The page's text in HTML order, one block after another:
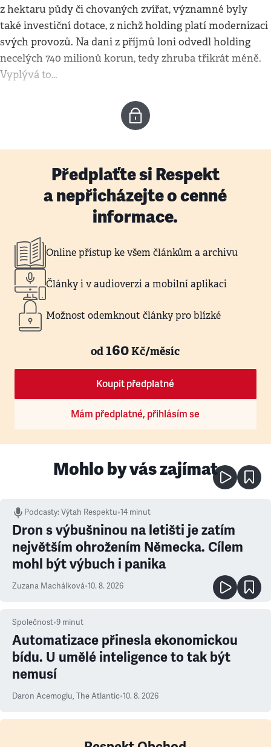
z hektaru půdy či chovaných zvířat, významné byly
také investiční dotace, z nichž holding platí modernizaci
svých provozů. Na dani z příjmů loni odvedl holding
necelých 740 milionů korun, tedy zhruba třikrát méně.
Vyplývá to…
Předplaťte si Respekt
a nepřicházejte o cenné
informace.
Online přístup ke všem článkům a archivu
Články i v audioverzi a mobilní aplikaci
Možnost odemknout články pro blízké
od160Kč/měsíc
Koupit předplatné
Mám předplatné, přihlásím se
Mohlo by vás zajímat
Podcasty:Výtah Respektu•14 minut
Dron s výbušninou na letišti je zatím
největším ohrožením Německa. Cílem
mohl být výbuch i panika
Zuzana Machálková•10. 8. 2026
Společnost•9 minut
Automatizace přinesla ekonomickou
bídu. U umělé inteligence to tak být
nemusí
Daron Acemoglu, The Atlantic•10. 8. 2026